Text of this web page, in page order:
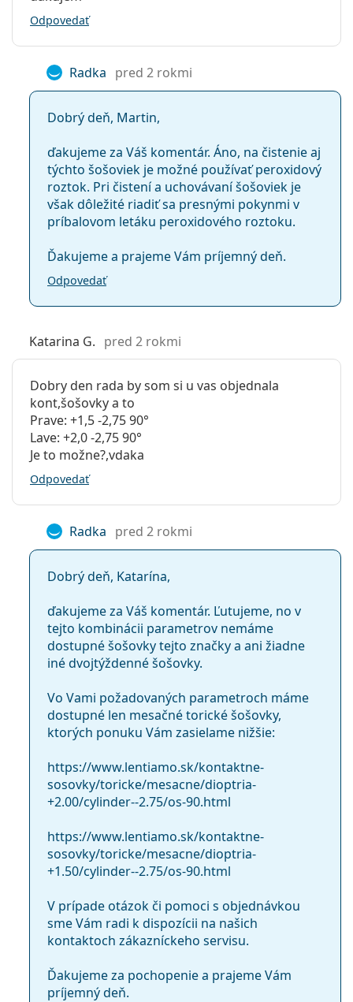
Premýšľali ste niekedy, či trpíte astigmatizmom?
Vyskúšajte si náš test astigmatizmu doma!
Často kladené otázky o Acuvue Oasys
for Astigmatism
Ako dlho môžete Acuvue Oasys for Astigmatism
nosiť?
Môžete s Acuvue Oasys for Astigmatism spať?
Môžete sa s Acuvue Oasys for Astigmatism
sprchovať?
Oplatia sa šošovky Acuvue Oasys for
Astigmatism?
Aký je rozdiel medzi Acuvue Oasys for
Astigmatism a Acuvue Vita for Astigmatizmus?
Prečo sa kontaktné šošovky Acuvue Oasys for
Astigmatism zahmlievajú?
Ďalšie tórické kontaktné šošovky
Purpose 400 ml s puzdrom.
Ide o zdravotnícku pomôcku. Pred použitím si
prečítajte pokyny.
Odpovedať
Radka pred 2 rokmi
Dobrý deň, Martin,
ďakujeme za Váš komentár. Áno, na čistenie aj
týchto šošoviek je možné používať peroxidový
roztok. Pri čistení a uchovávaní šošoviek je
však dôležité riadiť sa presnými pokynmi v
príbalovom letáku peroxidového roztoku.
Ďakujeme a prajeme Vám príjemný deň.
Odpovedať
Katarina G. pred 2 rokmi
Dobry den rada by som si u vas objednala
kont,šošovky a to
Prave: +1,5 -2,75 90°
Lave: +2,0 -2,75 90°
Je to možne?,vdaka
Odpovedať
Radka pred 2 rokmi
Dobrý deň, Katarína,
ďakujeme za Váš komentár. Ľutujeme, no v
tejto kombinácii parametrov nemáme
dostupné šošovky tejto značky a ani žiadne
iné dvojtýždenné šošovky.
Vo Vami požadovaných parametroch máme
dostupné len mesačné torické šošovky,
ktorých ponuku Vám zasielame nižšie:
https://www.lentiamo.sk/kontaktne-
sosovky/toricke/mesacne/dioptria-
+2.00/cylinder--2.75/os-90.html
https://www.lentiamo.sk/kontaktne-
sosovky/toricke/mesacne/dioptria-
+1.50/cylinder--2.75/os-90.html
V prípade otázok či pomoci s objednávkou
sme Vám radi k dispozícii na našich
kontaktoch zákazníckeho servisu.
Ďakujeme za pochopenie a prajeme Vám
príjemný deň.